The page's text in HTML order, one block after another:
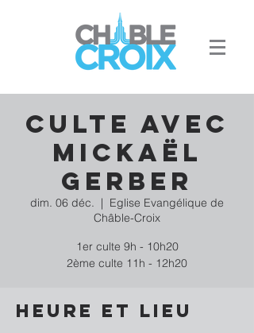
Culte avec
Mickaël
Gerber
dim. 06 déc.
  |
Eglise Evangélique de
Châble-Croix
1er culte 9h - 10h20
2ème culte 11h - 12h20
Heure et lieu